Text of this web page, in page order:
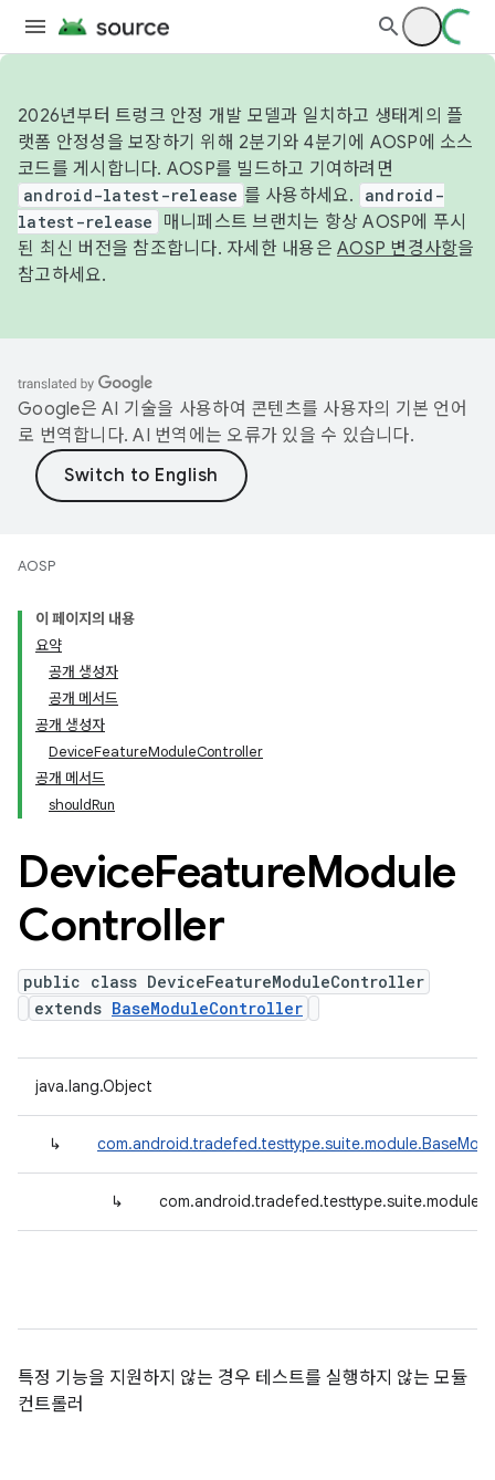
2026년부터 트렁크 안정 개발 모델과 일치하고 생태계의 플
랫폼 안정성을 보장하기 위해 2분기와 4분기에 AOSP에 소스
코드를 게시합니다. AOSP를 빌드하고 기여하려면
android-latest-release 를 사용하세요.
android-
latest-release
매니페스트 브랜치는 항상 AOSP에 푸시
된 최신 버전을 참조합니다. 자세한 내용은 AOSP 변경사항을
참고하세요.
Google은 AI 기술을 사용하여 콘텐츠를 사용자의 기본 언어
로 번역합니다. AI 번역에는 오류가 있을 수 있습니다.
AOSP
이 페이지의 내용
요약
공개 생성자
공개 메서드
공개 생성자
DeviceFeatureModuleController
공개 메서드
shouldRun
DeviceFeatureModule
Controller
public class DeviceFeatureModuleController
extends BaseModuleController
java.lang.Object
↳
↳
특정 기능을 지원하지 않는 경우 테스트를 실행하지 않는 모듈
컨트롤러